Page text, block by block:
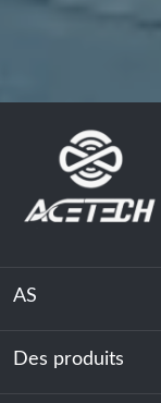
AS
À propos de nous
Des produits